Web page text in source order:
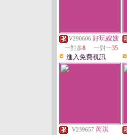
V290606 好玩嫂嫂
一對多8 一對一35
進入免費視訊
V239657 芮淇